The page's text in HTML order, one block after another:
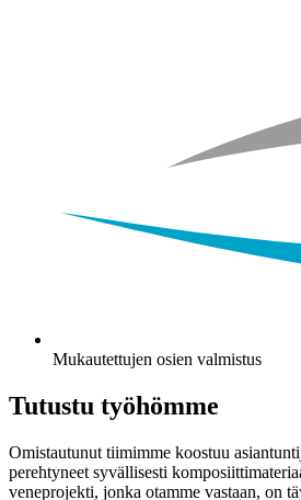
Mukautettujen osien valmistus
Tutustu työhömme
Omistautunut tiimimme koostuu
perehtyneet syvällisesti
veneprojekti, jonka otamme vastaan, on